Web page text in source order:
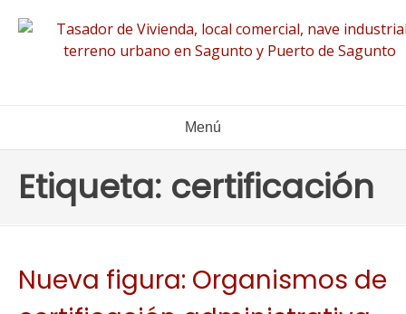
contenido
Menú
Etiqueta: certificación
Nueva figura: Organismos de